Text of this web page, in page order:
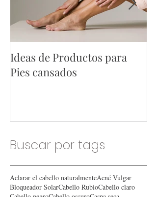
Ideas de Productos para
Buscar por tags